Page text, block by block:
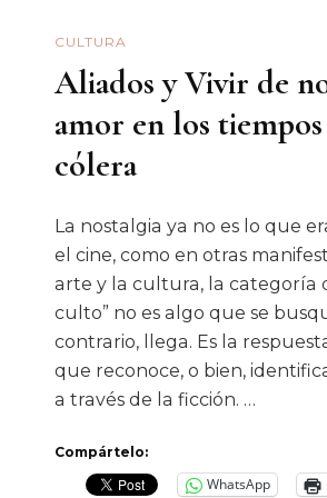
CULTURA
Aliados y Vivir de
amor en los
cólera
La nostalgia ya no es lo que
el cine, como en otras
arte y la cultura, la categoría
culto” no es algo que se
contrario, llega. Es la
que reconoce, o bien,
a través de la ficción. …
Compártelo:
WhatsApp